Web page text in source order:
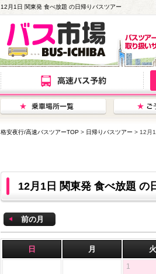
12月1日 関東発 食べ放題 の日帰りバスツアー
格安夜行/高速バスツアーTOP > 日帰りバスツアー > 12月
12月1日 関東発 食べ放題 の
前の月
日 月 火
1